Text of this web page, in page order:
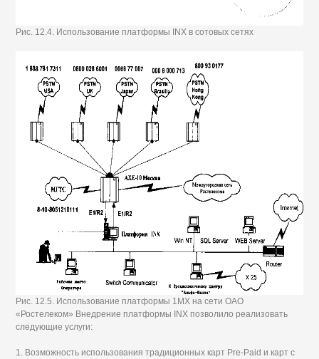
Рис. 12.4. Использование платформы INX в сотовых сетях
Рис. 12.5. Использование платформы 1МХ на сети ОАО
«Ростелеком» Внедрение платформы INX позволило реализовать
следующие услуги:
1. Возможность использования традиционных карт Pre-Paid и карт с